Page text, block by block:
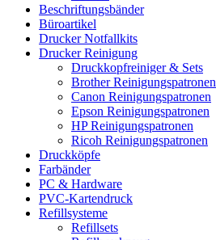
Beschriftungsbänder
Büroartikel
Drucker Notfallkits
Drucker Reinigung
Druckkopfreiniger & Sets
Brother Reinigungspatronen
Canon Reinigungspatronen
Epson Reinigungspatronen
HP Reinigungspatronen
Ricoh Reinigungspatronen
Druckköpfe
Farbänder
PC & Hardware
PVC-Kartendruck
Refillsysteme
Refillsets